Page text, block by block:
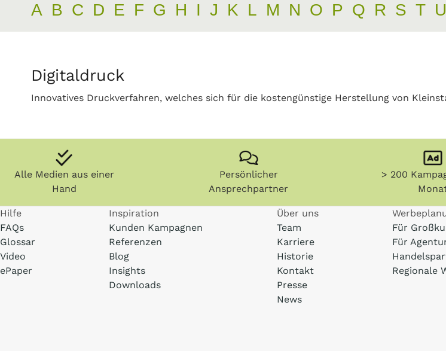
A B C D E F G H I J K L M N O P Q R S T U
Digitaldruck
Innovatives Druckverfahren, welches sich für die kostengünstige Herstellung von
Alle Medien aus einer
Hand
Persönlicher
Ansprechpartner
> 200
Hilfe
FAQs
Glossar
Video
ePaper
Inspiration
Kunden Kampagnen
Referenzen
Blog
Insights
Downloads
Über uns
Team
Karriere
Historie
Kontakt
Presse
News
Für
Für
Regionale